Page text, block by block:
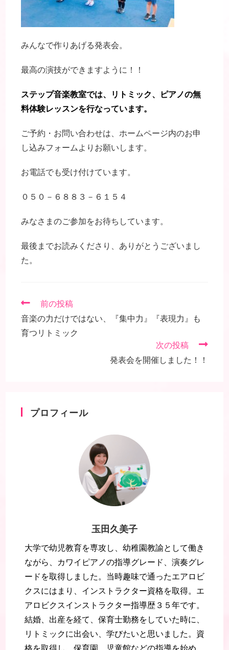
みんなで作りあげる発表会。
最高の演技ができますように！！
ステップ音楽教室では、リトミック、ピアノの無
料体験レッスンを行なっています。
ご予約・お問い合わせは、ホームページ内のお申
し込みフォームよりお願いします。
お電話でも受け付けています。
０５０－６８８３－６１５４
みなさまのご参加をお待ちしています。
最後までお読みくださり、ありがとうございまし
た。
そ
の
他
の
前の投稿
音楽の力だけではない、『集中力』『表現力』も
育つリトミック
次の投稿
発表会を開催しました！！
プロフィール
玉田久美子
大学で幼児教育を専攻し、幼稚園教諭として働き
ながら、カワイピアノの指導グレード、演奏グレ
ードを取得しました。当時趣味で通ったエアロビ
クスにはまり、インストラクター資格を取得。エ
アロビクスインストラクター指導歴３５年です。
結婚、出産を経て、保育士勤務をしていた時に、
リトミックに出会い、学びたいと思いました。資